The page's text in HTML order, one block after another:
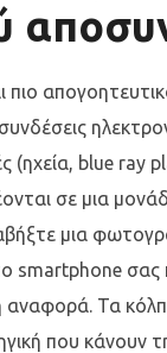
πιο
(ηχεία, blue ray
σε μια
μια
smartphone σας
Τα
που κάνουν